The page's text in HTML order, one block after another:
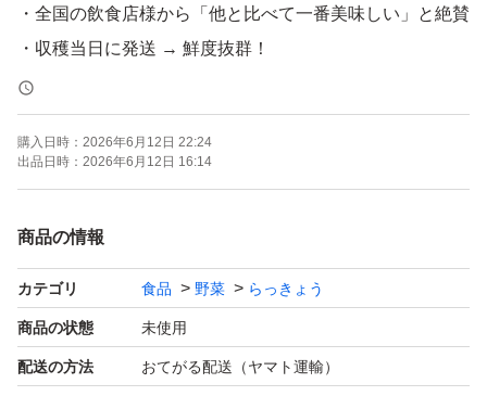
・全国の飲食店様から「他と比べて一番美味しい」と絶賛
・収穫当日に発送 → 鮮度抜群！
※こちらは細めの島らっきょうです！火が通りやすく炒め
物に最適
本土では甘酢酢けかポピュラーですが、島らっきょうは、
炒め物、天ぷら、チャーハン、浅漬けなどさまざまな料理
に多用できます
購入日時： 2026年6月12日 22:24
出品日時： 2026年6月12日 16:14
商品の情報
カテゴリ 食品 野菜 らっきょう
商品の状態 未使用
配送の方法 おてがる配送（ヤマト運輸）